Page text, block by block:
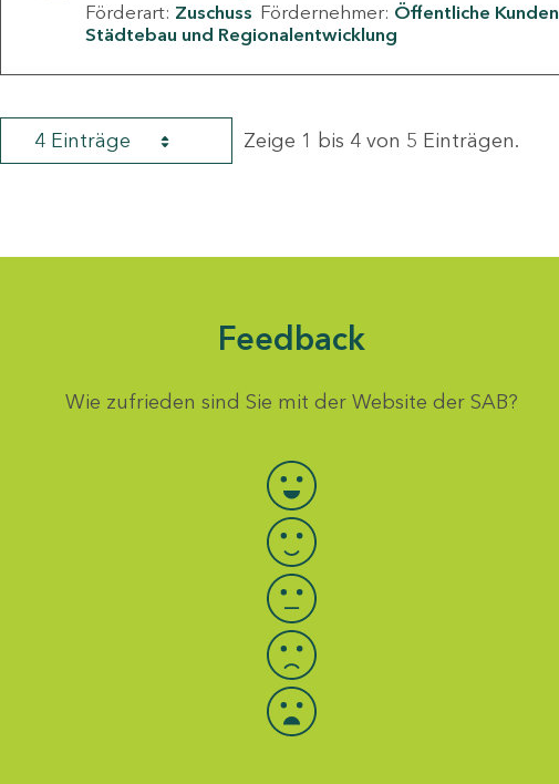
Förderart: Zuschuss Fördernehmer: Öffentliche Kunden
Städtebau und Regionalentwicklung
4 Einträge Zeige 1 bis 4 von 5 Einträgen.
Feedback
Wie zufrieden sind Sie mit der Website der SAB?
Bewertung auswählen